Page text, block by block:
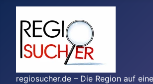
regiosucher.de – Die Region auf